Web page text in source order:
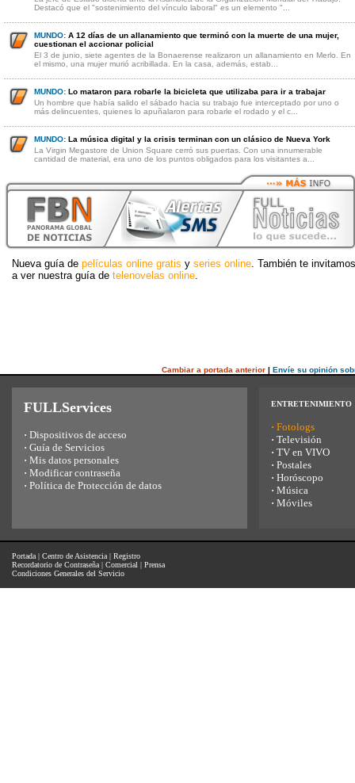
Destacó que el "sostenimiento del vínculo laboral" es un elemento "...
MUNDO: A 12 días de un allanamiento que terminó con la muerte de una mujer,
cuestionan el accionar policial
El 3 de junio, siete agentes de la Bonaerense realizaron un allanamiento en Merlo. En
el mismo, una mujer murió acribillada. En la casa, además, estab...
MUNDO: Lo mataron para robarle la bicicleta que utilizaba para ir a trabajar
Un hombre que había salido el sábado hacia su trabajo fue interceptado por uno o
más delincuentes, quienes lo apuñalaron para robarle el rodado y el c...
MUNDO: La música digital y la crisis terminan con un clásico de Nueva York
La Virgin Megastore de Union Square cerró sus puertas. Con una innumerable
cantidad de material, era uno de los puntos obligados para los visitantes a...
Nueva guía de películas online gratis y series online. También te invitamos
a ver nuestra guía de telenovelas online.
Cambiar a portada anterior| Envíe su opinión
FULLServices
· Dispositivos de acceso
· Guía de Servicios
· Mis datos personales
· Modificar contraseña
· Política de Protección de datos
ENTRETENIMIENTO
· Fotologs
· Televisión
· TV en VIVO
· Postales
· Horóscopo
· Música
· Móviles
Portada | Centro de Asistencia | Registro
Recordatorio de Contraseña | Comercial | Prensa
Condiciones Generales del Servicio